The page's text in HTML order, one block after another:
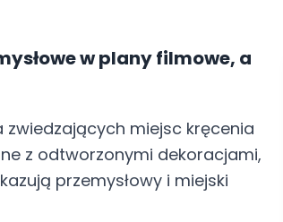
w plany filmowe, a
zwiedzających miejsc kręcenia
z odtworzonymi dekoracjami,
przemysłowy i miejski